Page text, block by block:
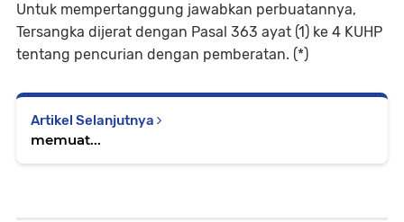
Untuk mempertanggung jawabkan perbuatannya,
Tersangka dijerat dengan Pasal 363 ayat (1) ke 4 KUHP
tentang pencurian dengan pemberatan. (*)
Artikel Selanjutnya
memuat...